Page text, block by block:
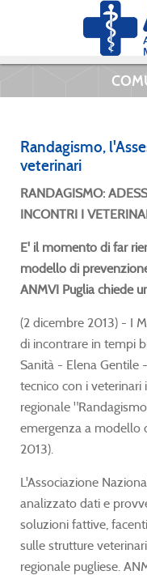
Randagismo,
veterinari
RANDAGISMO:
INCONTRI I
E' il momento di far
modello di
ANMVI Puglia chiede
(2 dicembre 2013) - I
di incontrare in tempi
Sanità - Elena Gentile
tecnico con i
regionale
emergenza a modello
2013).
L'Associazione
analizzato dati e
soluzioni fattive,
sulle strutture
regionale pugliese.